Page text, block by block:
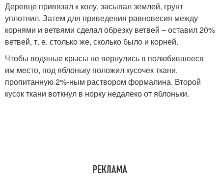
Деревце привязал к колу, засыпал землей, грунт
уплотнил. Затем для приведения равновесия между
корнями и ветвями сделал обрезку ветвей – оставил 20%
ветвей, т. е. столько же, сколько было и корней.
Чтобы водяные крысы не вернулись в полюбившееся
им место, под яблоньку положил кусочек ткани,
пропитанную 2%-ным раствором формалина. Второй
кусок ткани воткнул в норку недалеко от яблоньки.